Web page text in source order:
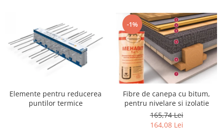
Elemente pentru reducerea
puntilor termice
-1%
Fibre de canepa cu bitum,
pentru nivelare si izolatie
165,74 Lei
164,08 Lei